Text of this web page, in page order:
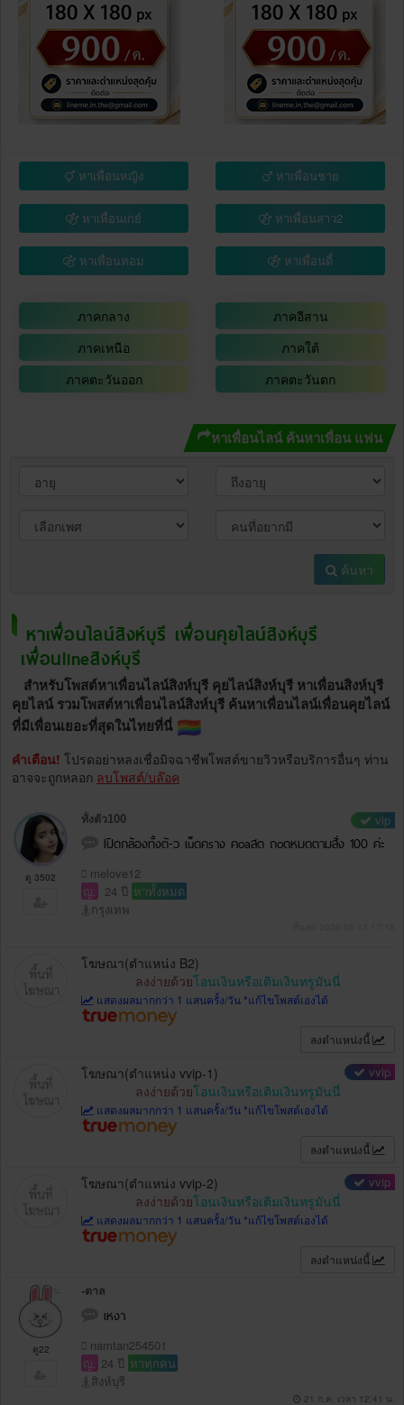
หาเพื่อนหญิง หาเพื่อนชาย
หาเพื่อนเกย์ หาเพื่อนสาว2
หาเพื่อนทอม หาเพื่อนดี้
ภาคกลาง
ภาคอีสาน
ภาคเหนือ
ภาคใต้
ภาคตะวันออก
ภาคตะวันตก
หาเพื่อนไลน์ ค้นหาเพื่อน แฟน
ค้นหา
หาเพื่อนไลน์สิงห์บุรี เพื่อนคุยไลน์สิงห์บุรี
เพื่อนlineสิงห์บุรี
สำหรับโพสต์หาเพื่อนไลน์สิงห์บุรี คุยไลน์สิงห์บุรี หาเพื่อนสิงห์บุรี
คุยไลน์ รวมโพสต์หาเพื่อนไลน์สิงห์บุรี ค้นหาเพื่อนไลน์เพื่อนคุยไลน์
ที่มีเพื่อนเยอะที่สุดในไทยที่นี่
คำเตือน! โปรดอย่าหลงเชื่อมิจฉาชีพโพสต์ขายวิวหรือบริการอื่นๆ ท่าน
อาจจะถูกหลอก ลบโพสต์/บล๊อค
ดู 3502
ทั้งตัว100 vip
Iปิดกล้องทั้งตั-ว เu็ดคsาง คoaสด ถoดหมดตามสั่ง 100 ค่ะ
melove12
ญ.
24 ปี หาทั้งหมด
กรุงเทพ
โฆษณา(ตำแหน่ง B2)
ลงง่ายด้วยโอนเงินหรือเติมเงินทรูมันนี่
แสดงผลมากกว่า 1 แสนครั้ง/วัน *แก้ไขโพสต์เองได้
ลงตำแหน่งนี้
โฆษณา(ตำแหน่ง vvip-1) vvip
ลงง่ายด้วยโอนเงินหรือเติมเงินทรูมันนี่
แสดงผลมากกว่า 1 แสนครั้ง/วัน *แก้ไขโพสต์เองได้
ลงตำแหน่งนี้
โฆษณา(ตำแหน่ง vvip-2) vvip
ลงง่ายด้วยโอนเงินหรือเติมเงินทรูมันนี่
แสดงผลมากกว่า 1 แสนครั้ง/วัน *แก้ไขโพสต์เองได้
ลงตำแหน่งนี้
ดู22
-ตาล
เหงา
namtan254501
ญ. 24 ปี หาทุกคน
สิงห์บุรี
21 ก.ค. เวลา 12:41 น.